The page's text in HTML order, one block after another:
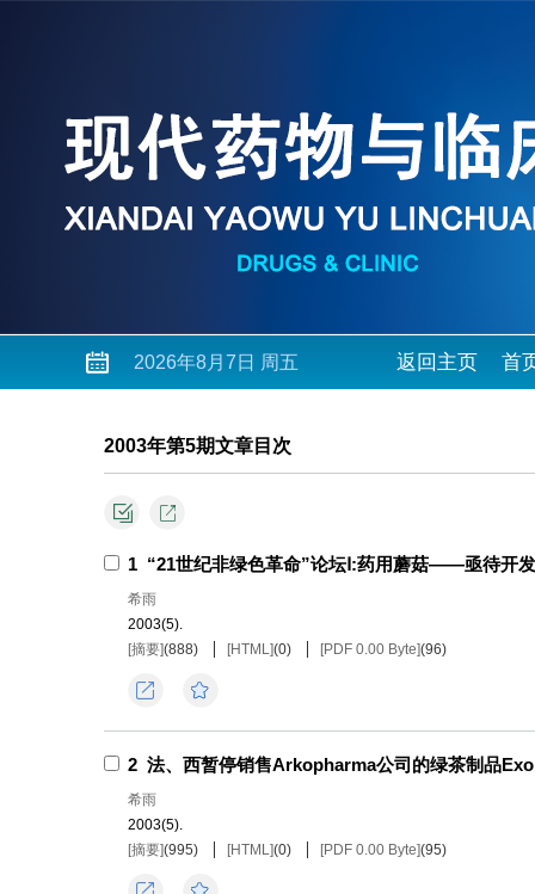
2026年8月7日 周五 返回主页 首
2003年第5期文章目次
1 “21世纪非绿色革命”论坛Ⅰ:药用蘑菇——亟待开
希雨
2003(5).
[摘要](888) [HTML](0) [PDF 0.00 Byte](96)
2 法、西暂停销售Arkopharma公司的绿茶制品
希雨
2003(5).
[摘要](995) [HTML](0) [PDF 0.00 Byte](95)